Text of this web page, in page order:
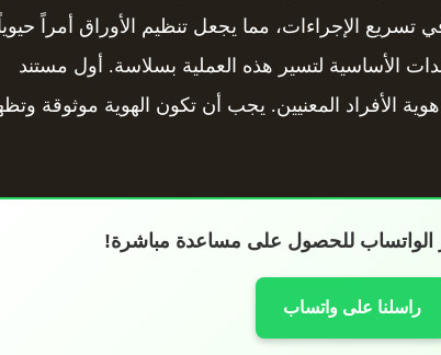
تسريع الإجراءات، مما يجعل تنظيم الأوراق أمراً
الأساسية لتسير هذه العملية بسلاسة. أول مستند
الأفراد المعنيين. يجب أن تكون الهوية موثوقة
الواتساب للحصول على مساعدة مباشرة!
راسلنا على واتساب